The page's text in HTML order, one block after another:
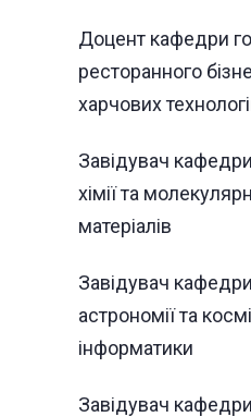
Доцент кафедри
ресторанного
харчових
Завідувач кафедри
хімії та
матеріалів
Завідувач кафедри
астрономії та
інформатики
Завідувач